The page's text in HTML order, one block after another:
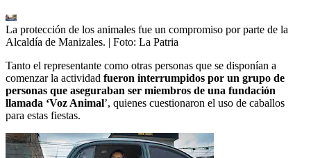
La protección de los animales fue un compromiso por parte de la
Alcaldía de Manizales. | Foto: La Patria
Tanto el representante como otras personas que se disponían a
comenzar la actividad fueron interrumpidos por un grupo de
personas que aseguraban ser miembros de una fundación
llamada ‘Voz Animal’, quienes cuestionaron el uso de caballos
para estas fiestas.